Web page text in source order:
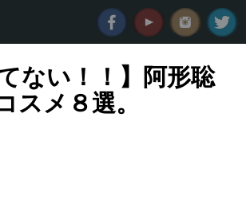
ない！！】阿形聡
メ８選。